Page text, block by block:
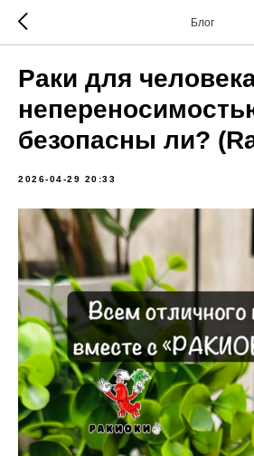
Блог
Раки для
безопасны ли?
2026-04-29 20:33